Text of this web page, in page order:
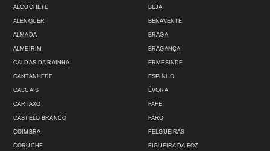
ALCOCHETE
ALENQUER
ALMADA
ALMEIRIM
BEJA
BENAVENTE
BRAGA
BRAGANÇA
CALDAS DA RAINHA
CANTANHEDE
CASCAIS
CARTAXO
CASTELO BRANCO
COIMBRA
CORUCHE
ERMESINDE
ESPINHO
ÉVORA
FAFE
FARO
FELGUEIRAS
FIGUEIRA DA FOZ